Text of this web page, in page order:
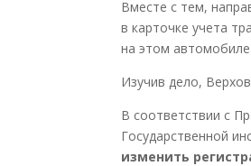
Вместе с тем,
в карточке учета
на этом автомобиле.
Изучив дело,
В соответствии с
Государственной
изменить